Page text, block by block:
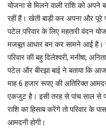
योजना से मिलने वाली राशि को अपने
रहीं हैं। खेती बाड़ी कर अपना और पूरे
पटेल परिवार के लिए महतारी वंदन
मजबूत आधार बन कर सामने आई है।
परिवार की बहु दिलेश्वरी, मनीषा,
पटेल और बीरझा बाई ने बताया कि
माह 6 हजार रूपए की अतिरिक्त
एकजुट है। इसी तरह से पांच साल से
राशि का हिसाब करेंगे तो परिवार के
आमदनी होगी।